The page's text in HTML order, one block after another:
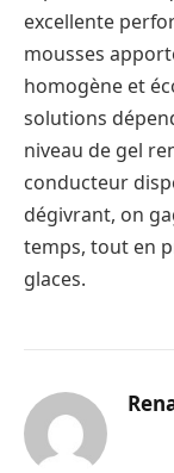
excellente
mousses
homogène et
solutions
niveau de gel
conducteur
dégivrant, on
temps, tout en
glaces.